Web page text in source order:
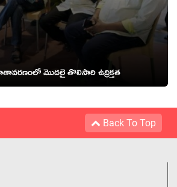
మొదలై తొలిసారి ఉద్రిక్తత
Back To Top